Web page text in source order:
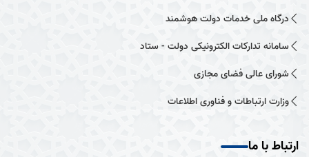
درگاه ملی خدمات دولت هوشمند
سامانه تدارکات الکترونیکی دولت - ستاد
شورای عالی فضای مجازی
وزارت ارتباطات و فناوری اطلاعات
ارتباط با ما